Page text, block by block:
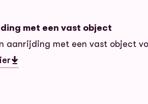
met een vast object
aanrijding met een vast object
met een vast object